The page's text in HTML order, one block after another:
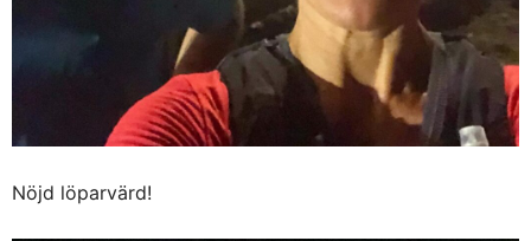
Nöjd löparvärd!